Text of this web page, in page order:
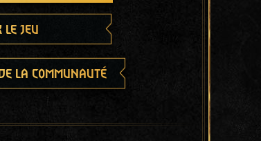
le jeu
la communauté